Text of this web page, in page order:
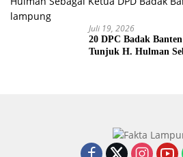
Juli 19, 2026
20 DPC Badak
Tunjuk H. Hulman